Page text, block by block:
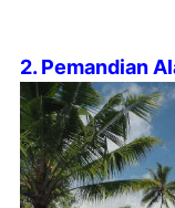
2. Pemandian